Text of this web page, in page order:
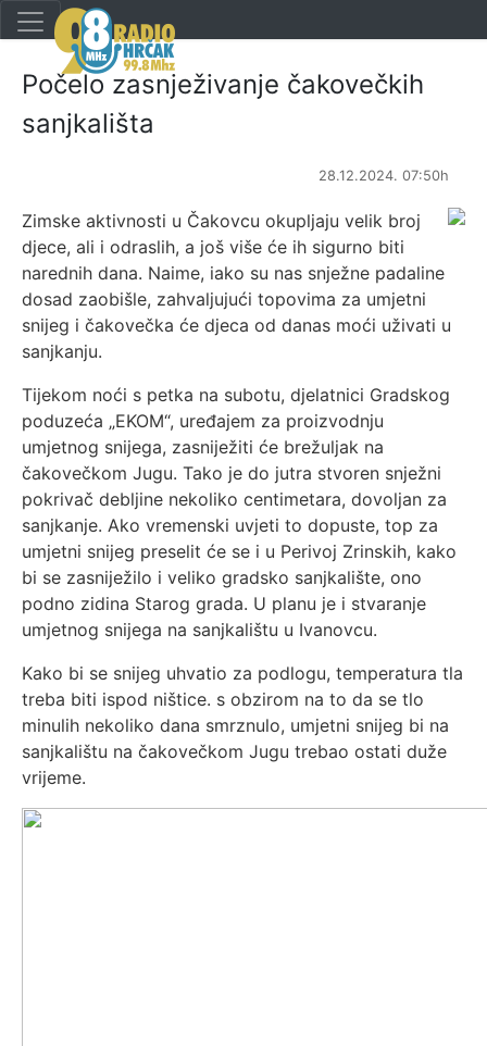
Počelo zasnježivanje čakovečkih
sanjkališta
28.12.2024. 07:50h
Zimske aktivnosti u Čakovcu okupljaju velik broj
djece, ali i odraslih, a još više će ih sigurno biti
narednih dana. Naime, iako su nas snježne padaline
dosad zaobišle, zahvaljujući topovima za umjetni
snijeg i čakovečka će djeca od danas moći uživati u
sanjkanju.
Tijekom noći s petka na subotu, djelatnici Gradskog
poduzeća „EKOM“, uređajem za proizvodnju
umjetnog snijega, zasniježiti će brežuljak na
čakovečkom Jugu. Tako je do jutra stvoren snježni
pokrivač debljine nekoliko centimetara, dovoljan za
sanjkanje. Ako vremenski uvjeti to dopuste, top za
umjetni snijeg preselit će se i u Perivoj Zrinskih, kako
bi se zasniježilo i veliko gradsko sanjkalište, ono
podno zidina Starog grada. U planu je i stvaranje
umjetnog snijega na sanjkalištu u Ivanovcu.
Kako bi se snijeg uhvatio za podlogu, temperatura tla
treba biti ispod ništice. s obzirom na to da se tlo
minulih nekoliko dana smrznulo, umjetni snijeg bi na
sanjkalištu na čakovečkom Jugu trebao ostati duže
vrijeme.